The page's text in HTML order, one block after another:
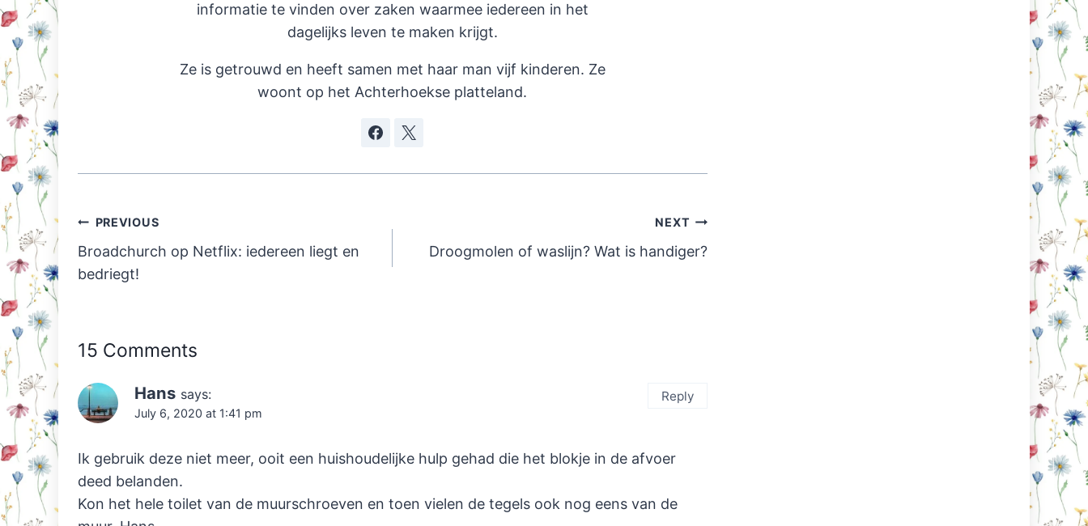
informatie te vinden over zaken waarmee iedereen in het
dagelijks leven te maken krijgt.
Ze is getrouwd en heeft samen met haar man vijf kinderen. Ze
woont op het Achterhoekse platteland.
Post
navigation
PREVIOUS
Broadchurch op Netflix: iedereen liegt en
bedriegt!
NEXT
Droogmolen of waslijn? Wat is handiger?
15 Comments
Hans says:
July 6, 2020 at 1:41 pm
Ik gebruik deze niet meer, ooit een huishoudelijke hulp gehad die het blokje in de afvoer
deed belanden.
Kon het hele toilet van de muurschroeven en toen vielen de tegels ook nog eens van de
Reply